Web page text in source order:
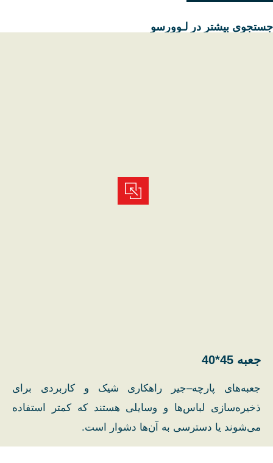
جستجوی بیشتر در لـوورسو
جعبه 45*40
جعبه‌های پارچه–جیر راهکاری شیک و کاربردی برای
ذخیره‌سازی لباس‌ها و وسایلی هستند که کمتر استفاده
می‌شوند یا دسترسی به آن‌ها دشوار است.